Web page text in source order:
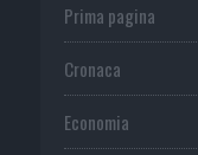
Prima pagina
Cronaca
Economia